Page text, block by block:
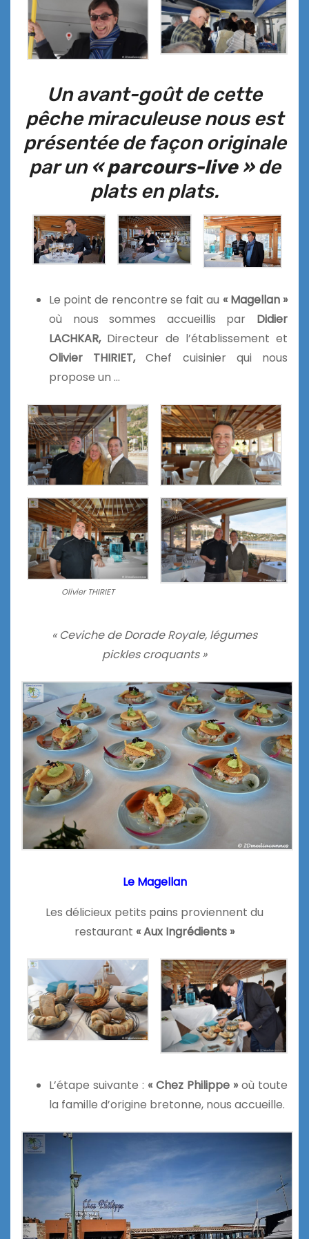
Un avant-goût de cette
pêche miraculeuse nous est
présentée de façon originale
par un « parcours-live »de
plats en plats.
Le point de rencontre se fait au « Magellan »
où nous sommes accueillis par Didier
LACHKAR,Directeur de l’établissement et
Olivier
THIRIET,Chef cuisinier qui nous
propose un …
Olivier THIRIET
« Ceviche de Dorade Royale, légumes
pickles croquants »
Le Magellan
Les délicieux petits pains proviennent du
restaurant « Aux Ingrédients »
L’étape suivante : « Chez Philippe »où toute
la famille d’origine bretonne, nous accueille.